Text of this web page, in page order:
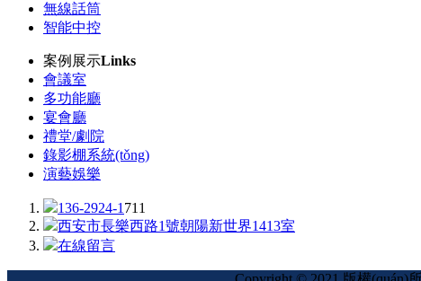
無線話筒
智能中控
案例展示Links
會議室
多功能廳
宴會廳
禮堂/劇院
錄影棚系統(tǒng)
演藝娛樂
136-2924-1 711
西安市長樂西路1號朝陽新世界1413室
在線留言